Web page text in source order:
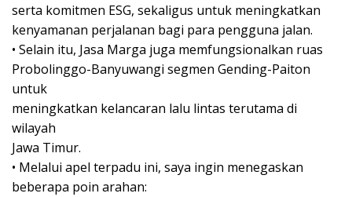
serta komitmen ESG, sekaligus untuk meningkatkan
kenyamanan perjalanan bagi para pengguna jalan.
• Selain itu, Jasa Marga juga memfungsionalkan ruas
Probolinggo-Banyuwangi segmen Gending-Paiton
untuk
meningkatkan kelancaran lalu lintas terutama di
wilayah
Jawa Timur.
• Melalui apel terpadu ini, saya ingin menegaskan
beberapa poin arahan: